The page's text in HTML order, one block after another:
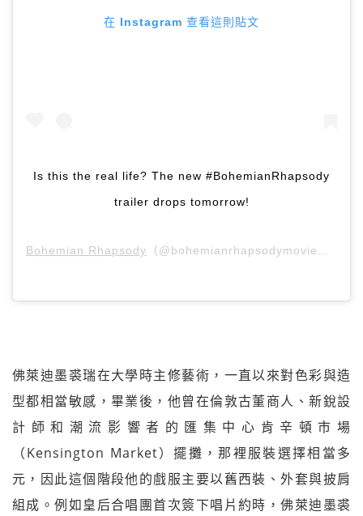
在 Instagram 查看這則貼文
Is this the real life? The new #BohemianRhapsody
trailer drops tomorrow!
Bohemian Rhapsody （@bohemianrhapsodymovie）分享的貼文 於
佛萊迪墨裘瑞在大學時主修藝術，一直以來對色彩與造
型都相當敏感，畢業後，他曾在倫敦古董商人、新銳設
計師和潮流影響者的匯集中心肯辛頓市場
（Kensington Market）擺攤，那裡服裝選擇相當多
元，因此這個階段他的戲服主要以舊西裝、外套與披肩
組成。例如皇后合唱團首次簽下唱片約時，佛萊迪墨裘